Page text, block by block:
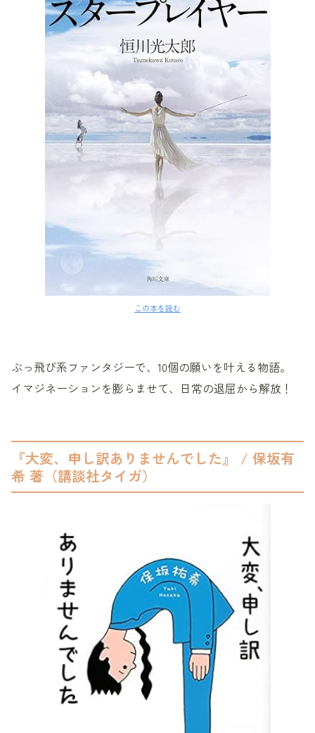
この本を読む
ぶっ飛び系ファンタジーで、10個の願いを叶える物語。
イマジネーションを膨らませて、日常の退屈から解放！
『大変、申し訳ありませんでした』 / 保坂有
希 著（講談社タイガ）